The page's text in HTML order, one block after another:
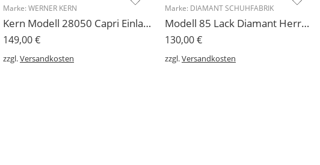
Marke: WERNER KERN
Kern Modell 28050 Capri Einlagenschuh Herrentanzschuh Allround
149,00€
zzgl.Versandkosten
Marke: DIAMANT SCHUHFABRIK
Modell 85 Lack Diamant Herren Tanzschuh Turnier für breite Füße
130,00€
zzgl.Versandkosten